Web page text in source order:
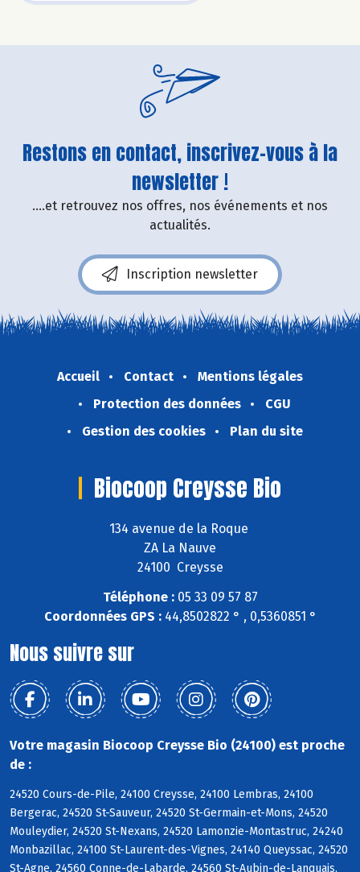
Restons en contact, inscrivez-vous à la
newsletter !
....et retrouvez nos offres, nos événements et nos
actualités.
Inscription newsletter
Accueil Contact
Mentions légales
Protection des données
CGU
Gestion des cookies
Plan du site
Biocoop Creysse Bio
134 avenue de la Roque
ZA La Nauve
24100 Creysse
Téléphone :05 33 09 57 87
Coordonnées GPS :44,8502822 ° , 0,5360851 °
Nous suivre sur
Votre magasin Biocoop Creysse Bio (24100) est proche
de :
24520 Cours-de-Pile, 24100 Creysse, 24100 Lembras, 24100
Bergerac, 24520 St-Sauveur, 24520 St-Germain-et-Mons, 24520
Mouleydier, 24520 St-Nexans, 24520 Lamonzie-Montastruc, 24240
Monbazillac, 24100 St-Laurent-des-Vignes, 24140 Queyssac, 24520
St-Agne, 24560 Conne-de-Labarde, 24560 St-Aubin-de-Lanquais,